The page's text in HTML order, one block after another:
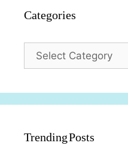
Categories
Trending Posts